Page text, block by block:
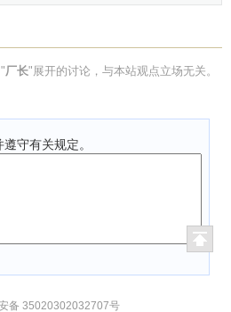
是由企业管理的特殊社会属性
护和完善社会主义生产关系的要
产力规律的要求组织社会化大生
关系规律的要求进行生产经营管
往往是不择手段的。无论现在
管理形式，其目的都没有，也不可
所指出的：“资本家的管理不仅是
产生并属于社会劳动过程的特殊
厂长"展开的讨论，与本站观点立场无关。
守有关规定。
备 35020302032707号